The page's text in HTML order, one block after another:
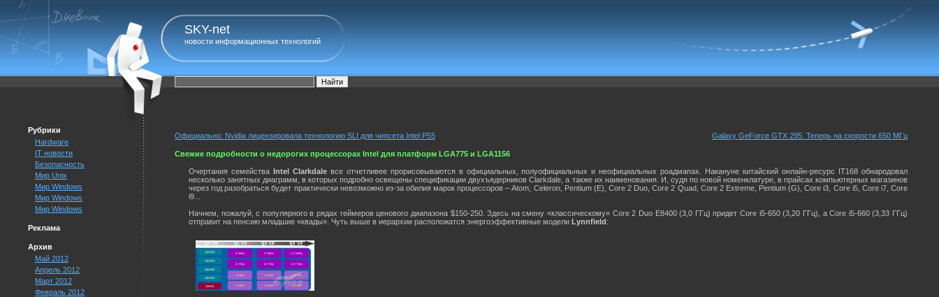
SKY-net
новости информационных технологий
Рубрики
Hardware
IT новости
Безопасность
Мир Unix
Мир Windows
Мир Windows
Мир Windows
Реклама
Архив
Май 2012
Апрель 2012
Март 2012
Февраль 2012
Официально: Nvidia лицензировала технологию SLI для чипсета Intel P55 Galaxy GeForce GTX 295. Теперь на скорости 650 МГц
Свежие подробности о недорогих процессорах Intel для платформ LGA775 и LGA1156
Очертания семейства Intel Clarkdaleвсе отчетливее прорисовываются в официальных, полуофициальных и неофициальных роадмапах. Накануне китайский онлайн-ресурс IT168 обнародовал
несколько занятных диаграмм, в которых подробно освещены спецификации двухъядерников Clarkdale, а также их наименования. И, судя по новой номенклатуре, в прайсах компьютерных магазинов
через год разобраться будет практически невозможно из-за обилия марок процессоров – Atom, Celeron, Pentium (E), Core 2 Duo, Core 2 Quad, Core 2 Extreme, Pentium (G), Core i3, Core i5, Core i7, Core
i9...
Начнем, пожалуй, с популярного в рядах геймеров ценового диапазона $150-250. Здесь на смену «классическому» Core 2 Duo E8400 (3,0 ГГц) придет Core i5-650 (3,20 ГГц), а Core i5-660 (3,33 ГГц)
отправит на пенсию младшие «квады». Чуть выше в иерархии расположатся энергоэффективные модели Lynnfield :